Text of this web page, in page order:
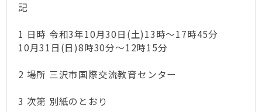
記
1 日時 令和3年10月30日(土)13時～17時45分
10月31日(日)8時30分～12時15分
2 場所 三沢市国際交流教育センター
3 次第 別紙のとおり